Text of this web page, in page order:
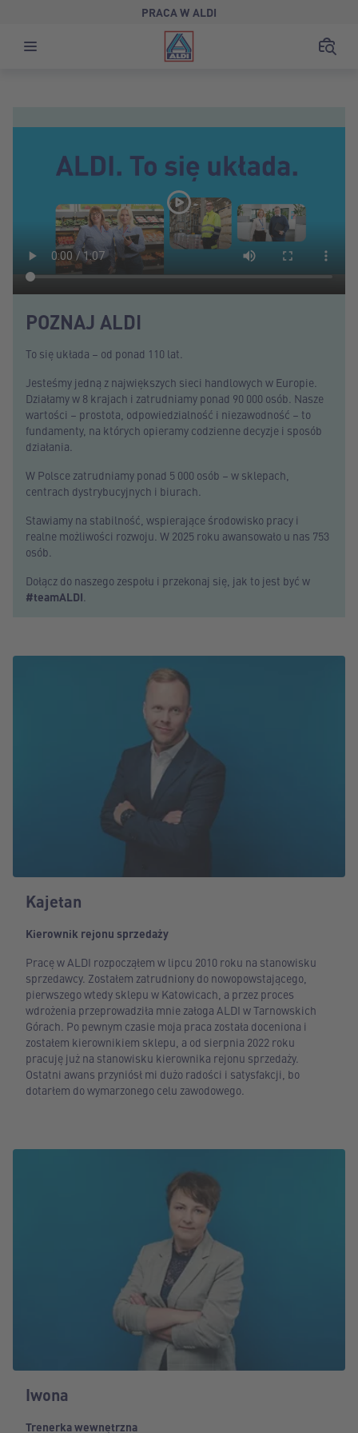
PRACA W ALDI
POZNAJ ALDI
To się układa – od ponad 110 lat.
Jesteśmy jedną z największych sieci handlowych w Europie.
Działamy w 8 krajach i zatrudniamy ponad 90 000 osób. Nasze
wartości – prostota, odpowiedzialność i niezawodność – to
fundamenty, na których opieramy codzienne decyzje i sposób
działania.
W Polsce zatrudniamy ponad 5 000 osób – w sklepach,
centrach dystrybucyjnych i biurach.
Stawiamy na stabilność, wspierające środowisko pracy i
realne możliwości rozwoju. W 2025 roku awansowało u nas 753
osób.
Dołącz do naszego zespołu i przekonaj się, jak to jest być w
#teamALDI
Kajetan
Kierownik rejonu sprzedaży
Pracę w ALDI rozpocząłem w lipcu 2010 roku na stanowisku
sprzedawcy. Zostałem zatrudniony do nowopowstającego,
pierwszego wtedy sklepu w Katowicach, a przez proces
wdrożenia przeprowadziła mnie załoga ALDI w Tarnowskich
Górach. Po pewnym czasie moja praca została doceniona i
zostałem kierownikiem sklepu, a od sierpnia 2022 roku
pracuję już na stanowisku kierownika rejonu sprzedaży.
Ostatni awans przyniósł mi dużo radości i satysfakcji, bo
dotarłem do wymarzonego celu zawodowego.
Iwona
Trenerka wewnętrzna